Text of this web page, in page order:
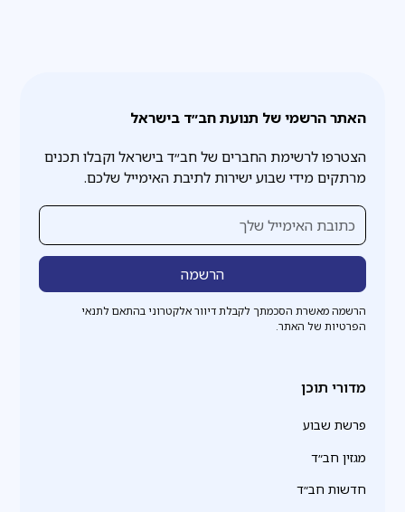
האתר הרשמי של תנועת חב״ד בישראל
הצטרפו לרשימת החברים של חב״ד בישראל וקבלו תכנים
מרתקים מידי שבוע ישירות לתיבת האימייל שלכם.
הרשמה מאשרת הסכמתך לקבלת דיוור אלקטרוני בהתאם לתנאי
הפרטיות של האתר.
מדורי תוכן
פרשת שבוע
מגזין חב״ד
חדשות חב״ד